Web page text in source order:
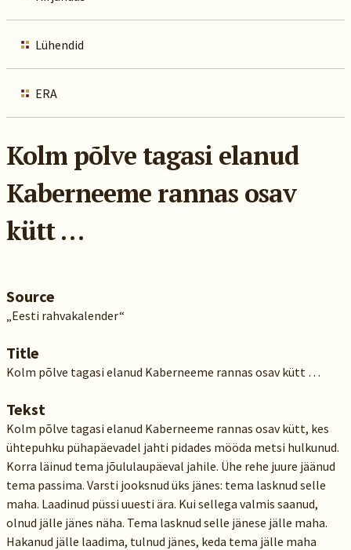
Lühendid
ERA
Kolm põlve tagasi elanud
Kaberneeme rannas osav
kütt …
Source
„Eesti rahvakalender“
Title
Kolm põlve tagasi elanud Kaberneeme rannas osav kütt …
Tekst
Kolm põlve tagasi elanud Kaberneeme rannas osav kütt, kes
ühtepuhku pühapäevadel jahti pidades mööda metsi hulkunud.
Korra läinud tema jõululaupäeval jahile. Ühe rehe juure jäänud
tema passima. Varsti jooksnud üks jänes: tema lasknud selle
maha. Laadinud püssi uuesti ära. Kui sellega valmis saanud,
olnud jälle jänes näha. Tema lasknud selle jänese jälle maha.
Hakanud jälle laadima, tulnud jänes, keda tema jälle maha